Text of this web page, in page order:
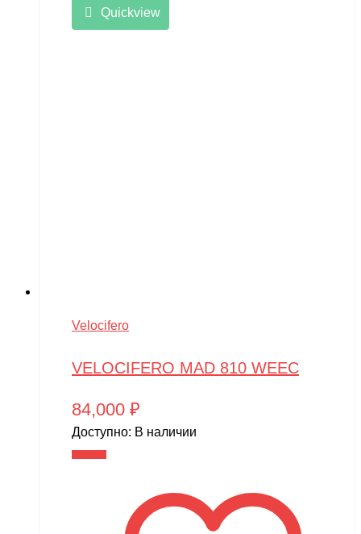
Quickview
Velocifero
VELOCIFERO MAD 810 WEEC
84,000 ₽
Доступно: В наличии